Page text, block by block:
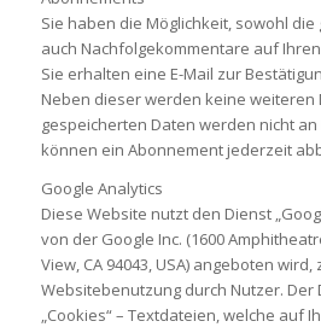
Sie haben die Möglichkeit, sowohl
auch Nachfolgekommentare auf
Sie erhalten eine E-Mail zur
Neben dieser werden keine weiteren
gespeicherten Daten werden nicht
können ein Abonnement jederzeit
Google Analytics
Diese Website nutzt den Dienst
von der Google Inc. (1600
View, CA 94043, USA) angeboten
Websitebenutzung durch Nutzer. Der
„Cookies“ – Textdateien, welche auf